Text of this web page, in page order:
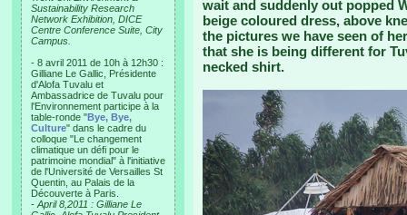
Sustainability Research
Network Exhibition, DICE
Centre Conference Suite, City
Campus.
- 8 avril 2011 de 10h à 12h30 :
Gilliane Le Gallic, Présidente
d'Alofa Tuvalu et
Ambassadrice de Tuvalu pour
l'Environnement participe à la
table-ronde "Bye, Bye,
Culture" dans le cadre du
colloque "Le changement
climatique un défi pour le
patrimoine mondial" à l'initiative
de l'Université de Versailles St
Quentin, au Palais de la
Découverte à Paris.
- April 8,2011 : Gilliane Le
wait and suddenly out popped
beige coloured dress, above
the pictures we have seen of
that she is being different for
necked shirt.